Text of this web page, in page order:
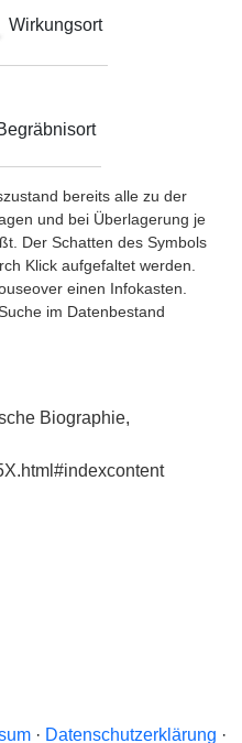
Wirkungsort
bereits alle zu der
und bei Überlagerung je
Der Schatten des Symbols
Klick aufgefaltet werden.
einen Infokasten.
im Datenbestand
Biographie,
· Datenschutzerklärung ·